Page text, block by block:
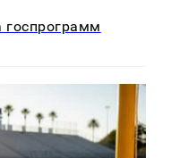
госпрограмм